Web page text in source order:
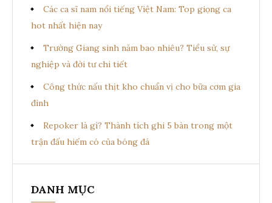
Các ca sĩ nam nổi tiếng Việt Nam: Top giọng ca
hot nhất hiện nay
Trường Giang sinh năm bao nhiêu? Tiểu sử, sự
nghiệp và đời tư chi tiết
Công thức nấu thịt kho chuẩn vị cho bữa cơm gia
đình
Repoker là gì? Thành tích ghi 5 bàn trong một
trận đấu hiếm có của bóng đá
DANH MỤC